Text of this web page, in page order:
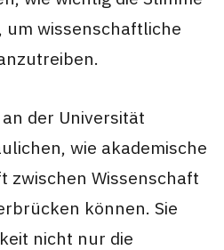
um wissenschaftliche
der Universität
wie akademische
zwischen Wissenschaft
können. Sie
nicht nur die